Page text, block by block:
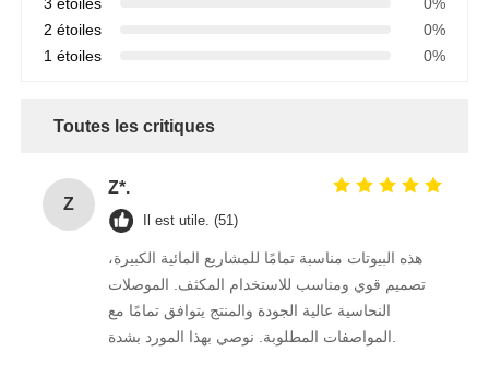
2 étoiles
0%
1 étoiles
0%
Toutes les critiques
Z
Z*.
Il est utile. (51)
هذه البيوتات مناسبة تمامًا للمشاريع المائية الكبيرة،
تصميم قوي ومناسب للاستخدام المكثف. الموصلات
النحاسية عالية الجودة والمنتج يتوافق تمامًا مع